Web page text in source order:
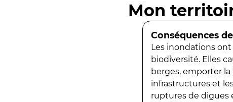
Mon
Conséquences
Les inondations
biodiversité. Elles
berges, emporter
infrastructures et
ruptures de digues